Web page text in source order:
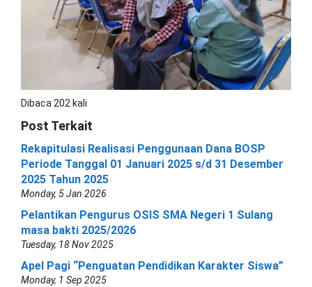
Dibaca 202 kali
Post Terkait
Rekapitulasi Realisasi Penggunaan Dana BOSP
Periode Tanggal 01 Januari 2025 s/d 31 Desember
2025 Tahun 2025
Monday, 5 Jan 2026
Pelantikan Pengurus OSIS SMA Negeri 1 Sulang
masa bakti 2025/2026
Tuesday, 18 Nov 2025
Apel Pagi “Penguatan Pendidikan Karakter Siswa”
Monday, 1 Sep 2025